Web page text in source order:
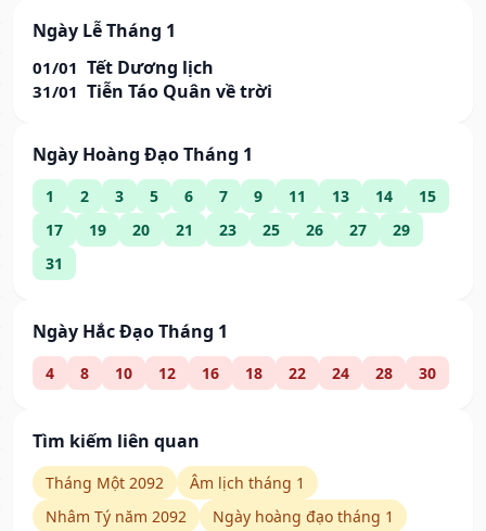
Ngày Lễ Tháng 1
01/01 Tết Dương lịch
31/01 Tiễn Táo Quân về trời
Ngày Hoàng Đạo Tháng 1
1 2 3 5 6 7 9 11 13 14
15
17
19 20 21 23 25 26 27
29
31
Ngày Hắc Đạo Tháng 1
4 8 10 12 16 18 22 24 28 30
Tìm kiếm liên quan
Tháng Một 2092
Âm lịch tháng 1
Nhâm Tý năm 2092
Ngày hoàng đạo tháng 1